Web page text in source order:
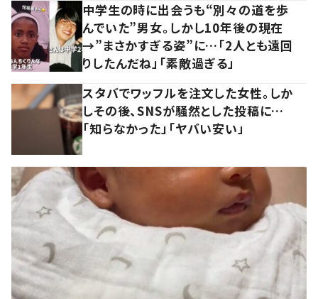
中学生の時に出会うも“別々の道を歩
んでいた”男女。しかし10年後の現在
→”まさかすぎる姿”に…「2人とも遠回
りしたんだね」「素敵過ぎる」
スタバでワッフルを注文した女性。しか
しその後、SNSが騒然とした投稿に…
「知らなかった」「ヤバい安い」